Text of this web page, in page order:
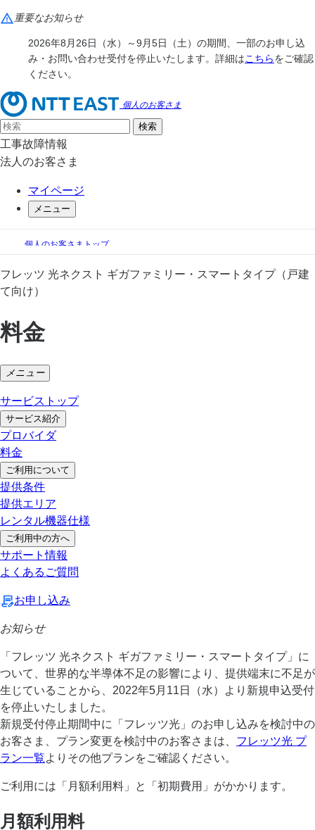
重要なお知らせ
2026年8月26日（水）～9月5日（土）の期間、一部のお申し込
み・お問い合わせ受付を停止いたします。詳細はこちらをご確認
ください。
個人のお客さま
工事故障情報
法人のお客さま
マイページ
メニュー
個人のお客さまトップ
フレッツ光
フレッツ 光ネクスト
フレッツ 光ネクスト ギガ・スマートタイプ
フレッツ 光ネクスト ギガファミリー・スマートタイプ（戸建て向け）
フレッツ 光ネクスト ギガファミリー・スマートタイプ（戸建
て向け）
料金
メニュー
サービストップ
サービス紹介
プロバイダ
料金
ご利用について
提供条件
提供エリア
レンタル機器仕様
ご利用中の方へ
サポート情報
よくあるご質問
お申し込み
お知らせ
「フレッツ 光ネクスト ギガファミリー・スマートタイプ」に
ついて、世界的な半導体不足の影響により、提供端末に不足が
生じていることから、2022年5月11日（水）より新規申込受付
を停止いたしました。
新規受付停止期間中に「フレッツ光」のお申し込みを検討中の
お客さま、プラン変更を検討中のお客さまは、 フレッツ光 プ
ラン一覧よりその他プランをご確認ください。
ご利用には「月額利用料」と「初期費用」がかかります。
月額利用料